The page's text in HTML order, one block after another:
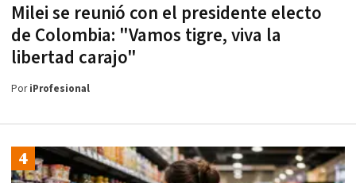
Milei se reunió con el presidente electo
de Colombia: "Vamos tigre, viva la
libertad carajo"
PoriProfesional